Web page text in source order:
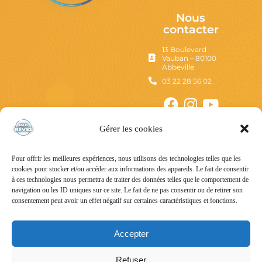
Gérer les cookies
Pour offrir les meilleures expériences, nous utilisons des technologies telles que les
cookies pour stocker et/ou accéder aux informations des appareils. Le fait de consentir
à ces technologies nous permettra de traiter des données telles que le comportement de
navigation ou les ID uniques sur ce site. Le fait de ne pas consentir ou de retirer son
consentement peut avoir un effet négatif sur certaines caractéristiques et fonctions.
Accepter
Refuser
Nous
contacter
13 Boulevard
Vauban – 80100
Abbeville
03 22 28 56 02
Mentions Légales Politique de confidentialité
Conditions Générales d’Utilisation